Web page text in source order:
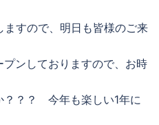
すので、明日も皆様のご来
ンしておりますので、お時
？？？ 今年も楽しい1年に